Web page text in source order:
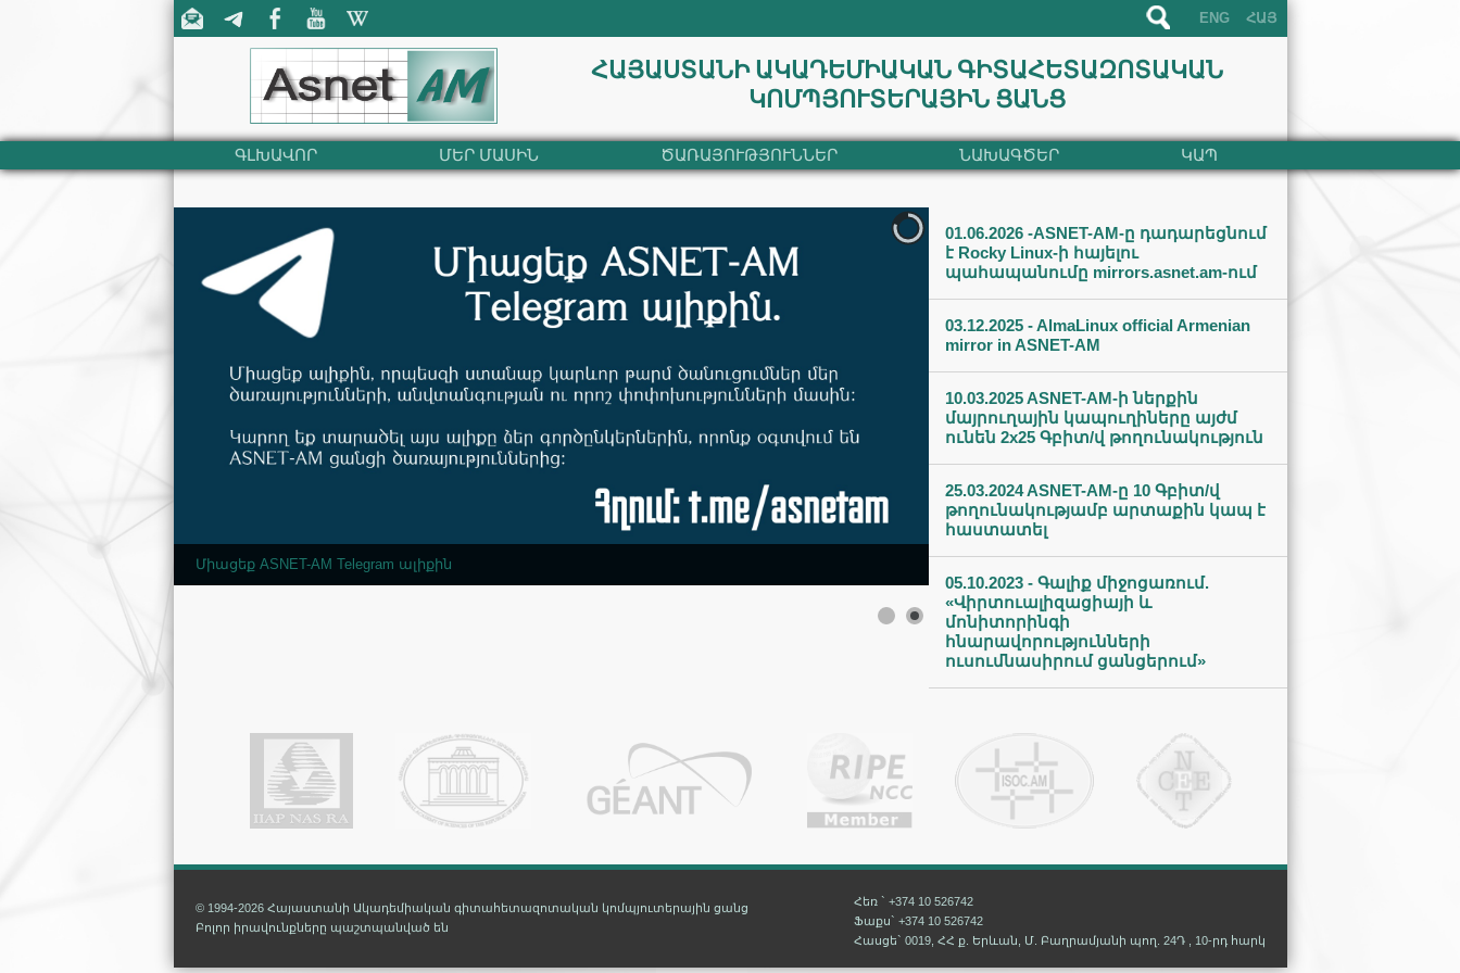
ՀԱՅԱՍՏԱՆԻ ԱԿԱԴԵՄԻԱԿԱՆ ԳԻՏԱՀԵՏԱԶՈՏԱԿԱՆ
ԿՈՄՊՅՈՒՏԵՐԱՅԻՆ ՑԱՆՑ
ՀԱՅ
ENG
ԳԼԽԱՎՈՐ ՄԵՐ ՄԱՍԻՆ ԾԱՌԱՅՈՒԹՅՈՒՆՆԵՐ ՆԱԽԱԳԾԵՐ ԿԱՊ
Միացեք ASNET-AM Telegram ալիքին
01.06.2026 -ASNET-AM-ը դադարեցնում
է Rocky Linux-ի հայելու
պահապանումը mirrors.asnet.am-ում
03.12.2025 - AlmaLinux official Armenian
mirror in ASNET-AM
10.03.2025 ASNET-AM-ի ներքին
մայրուղային կապուղիները այժմ
ունեն 2x25 Գբիտ/վ թողունակություն
25.03.2024 ASNET-AM-ը 10 Գբիտ/վ
թողունակությամբ արտաքին կապ է
հաստատել
05.10.2023 - Գալիք միջոցառում.
«Վիրտուալիզացիայի և
մոնիտորինգի
հնարավորությունների
ուսումնասիրում ցանցերում»
© 1994-2026 Հայաստանի Ակադեմիական գիտահետազոտական կոմպյուտերային ցանց
Բոլոր իրավունքները պաշտպանված են
Հեռ ` +374 10 526742
Ֆաքս` +374 10 526742
Հասցե` 0019, ՀՀ ք. Երևան, Մ. Բաղրամյանի պող. 24Դ , 10-րդ հարկ